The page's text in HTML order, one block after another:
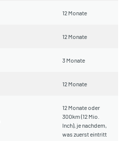
12 Monate
12 Monate
3 Monate
12 Monate
12 Monate oder
300km (12 Mio.
Inch), je nachdem,
was zuerst eintritt